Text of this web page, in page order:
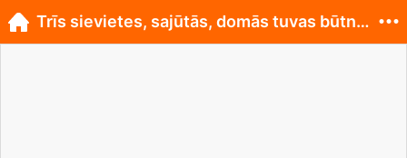
Trīs sievietes, sajūtās, domās tuvas būtnes